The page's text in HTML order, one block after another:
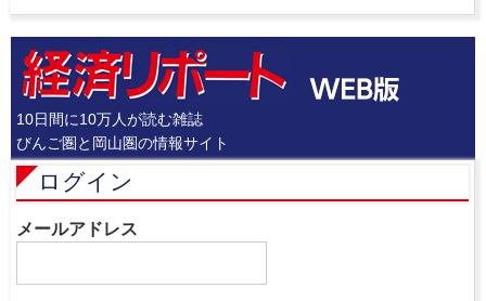
10日間に10万人が読む雑誌
びんご圏と岡山圏の情報サイト
ログイン
メールアドレス